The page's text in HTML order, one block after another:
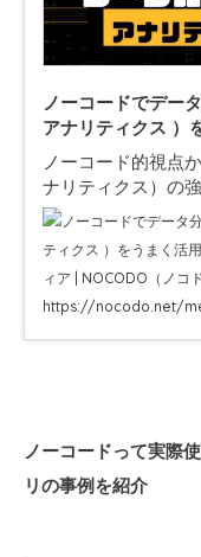
ノーコードでデー
アナリティクス ）
サイト改善へ | メ
ノーコード的視点
ナリティクス）の
際の活用方法、デ
機能、データポー
https://nocodo.net/
ノーコードって実際
リの事例を紹介